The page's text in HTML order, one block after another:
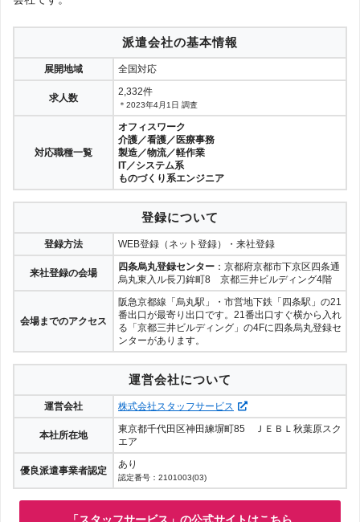
派遣会社の基本情報
展開地域 全国対応
求人数
2,332件
＊2023年4月1日 調査
対応職種一覧
オフィスワーク
介護／看護／医療事務
製造／物流／軽作業
IT／システム系
ものづくり系エンジニア
登録について
登録方法 WEB登録（ネット登録）・来社登録
来社登録の会場
四条烏丸登録センター ：京都府京都市下京区四条通
烏丸東入ル長刀鉾町8 京都三井ビルディング4階
会場までのアクセス
阪急京都線「烏丸駅」・市営地下鉄「四条駅」の21
番出口が最寄り出口です。21番出口すぐ横から入れ
る「京都三井ビルディング」の4Fに四条烏丸登録セ
ンターがあります。
運営会社について
運営会社 株式会社スタッフサービス
本社所在地
東京都千代田区神田練塀町85 ＪＥＢＬ秋葉原スク
エア
優良派遣事業者認定
あり
認定番号：2101003(03)